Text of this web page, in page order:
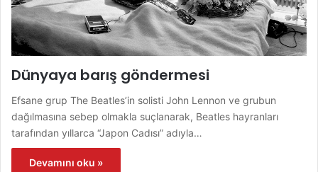
Dünyaya barış göndermesi
Efsane grup The Beatles’in solisti John Lennon ve grubun
dağılmasına sebep olmakla suçlanarak, Beatles hayranları
tarafından yıllarca “Japon Cadısı” adıyla…
Devamını oku »